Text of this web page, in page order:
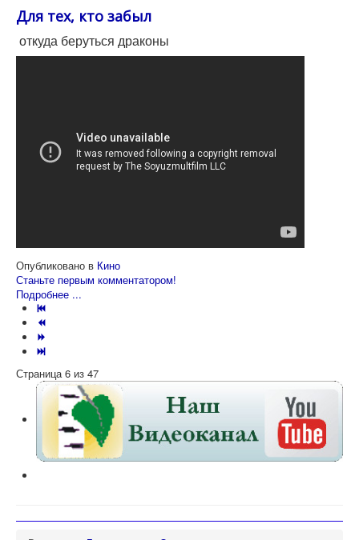
Для тех, кто забыл
откуда беруться драконы
Опубликовано в Кино
Станьте первым комментатором!
Подробнее ...
Страница 6 из 47